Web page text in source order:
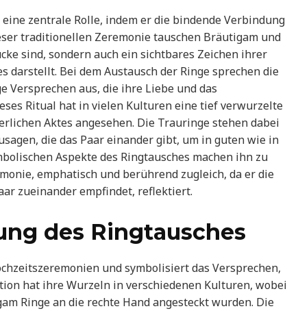
zentrale Rolle, indem er die bindende Verbindung
traditionellen Zeremonie tauschen Bräutigam und
sind, sondern auch ein sichtbares Zeichen ihrer
darstellt. Bei dem Austausch der Ringe sprechen die
Versprechen aus, die ihre Liebe und das
Ritual hat in vielen Kulturen eine tief verwurzelte
Aktes angesehen. Die Trauringe stehen dabei
die das Paar einander gibt, um in guten wie in
Aspekte des Ringtausches machen ihn zu
emphatisch und berührend zugleich, da er die
zueinander empfindet, reflektiert.
des Ringtausches
und symbolisiert das Versprechen,
hat ihre Wurzeln in verschiedenen Kulturen, wobei
Ringe an die rechte Hand angesteckt wurden. Die